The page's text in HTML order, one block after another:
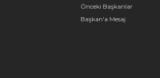
Önceki Başkanlar
Başkan'a Mesaj